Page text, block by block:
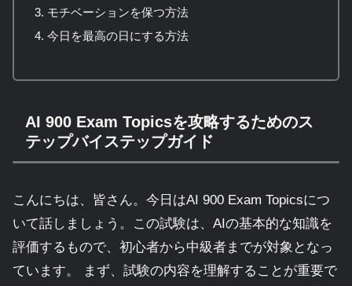
モチベーションを保つ方法
今日を最高の日にする方法
AI 900 Exam Topicsを攻略するためのス
テップバイステップガイド
こんにちは、皆さん。今日はAI 900 Exam Topicsにつ
いて話しましょう。この試験は、AIの基本的な知識を
評価するもので、初心者から中級者までが対象となっ
ています。 まず、試験の内容を理解することが重要で